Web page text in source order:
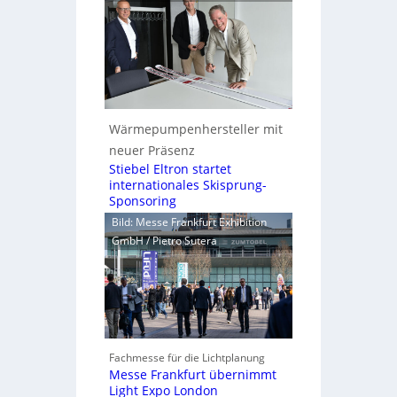
Wärmepumpenhersteller mit
neuer Präsenz
Stiebel Eltron startet
internationales Skisprung-
Sponsoring
Bild: Messe Frankfurt Exhibition
GmbH / Pietro Sutera
Fachmesse für die Lichtplanung
Messe Frankfurt übernimmt
Light Expo London